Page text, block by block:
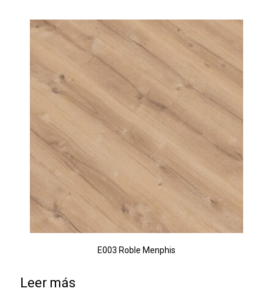
E003 Roble Menphis
Leer más